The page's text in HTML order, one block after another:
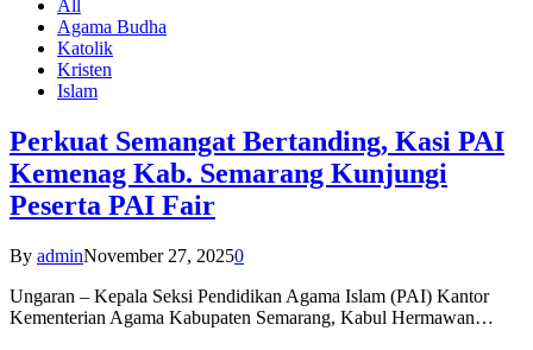
All
Agama Budha
Katolik
Kristen
Islam
Perkuat Semangat Bertanding, Kasi PAI
Kemenag Kab. Semarang Kunjungi
Peserta PAI Fair
By adminNovember 27, 20250
Ungaran – Kepala Seksi Pendidikan Agama Islam (PAI) Kantor
Kementerian Agama Kabupaten Semarang, Kabul Hermawan…